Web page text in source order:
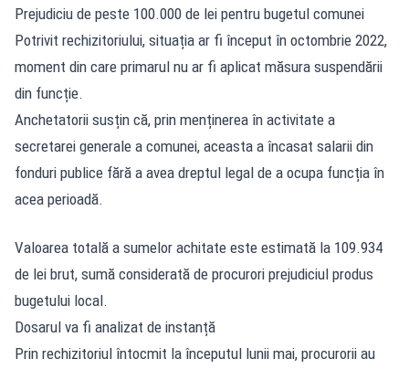
Prejudiciu de peste 100.000 de lei pentru bugetul comunei
Potrivit rechizitoriului, situația ar fi început în octombrie 2022,
moment din care primarul nu ar fi aplicat măsura suspendării
din funcție.
Anchetatorii susțin că, prin menținerea în activitate a
secretarei generale a comunei, aceasta a încasat salarii din
fonduri publice fără a avea dreptul legal de a ocupa funcția în
acea perioadă.
Valoarea totală a sumelor achitate este estimată la 109.934
de lei brut, sumă considerată de procurori prejudiciul produs
bugetului local.
Dosarul va fi analizat de instanță
Prin rechizitoriul întocmit la începutul lunii mai, procurorii au